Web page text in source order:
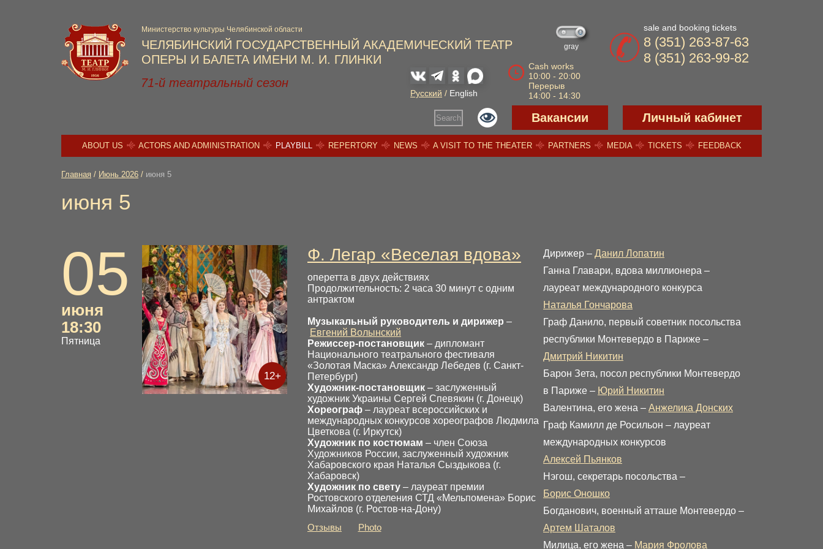
ЧЕЛЯБИНСКИЙ ГОСУДАРСТВЕННЫЙ АКАДЕМИЧЕСКИЙ ТЕАТР
ОПЕРЫ И БАЛЕТА ИМЕНИ М. И. ГЛИНКИ
Министерство культуры Челябинской области
gray
Cash works
10:00 - 20:00
Перерыв
14:00 - 14:30
Русский / English
sale and booking tickets
8 (351) 263-87-63
8 (351) 263-99-82
71-й театральный сезон
Search Вакансии Личный кабинет
ABOUT US ACTORS AND ADMINISTRATION PLAYBILL REPERTORY NEWS A VISIT TO THE THEATER PARTNERS MEDIA TICKETS FEEDBACK
Главная / Июнь 2026 / июня 5
июня 5
05
июня
18:30
Пятница
12+
Ф. Легар «Веселая вдова»
оперетта в двух действиях
Продолжительность: 2 часа 30 минут с одним
антрактом
Музыкальный руководитель и дирижер –
Евгений Волынский
Режиссер-постановщик – дипломант
Национального театрального фестиваля
«Золотая Маска» Александр Лебедев (г. Санкт-
Петербург)
Художник-постановщик – заслуженный
художник Украины Сергей Спевякин (г. Донецк)
Хореограф – лауреат всероссийских и
международных конкурсов хореографов Людмила
Цветкова (г. Иркутск)
Художник по костюмам – член Союза
Художников России, заслуженный художник
Хабаровского края Наталья Сыздыкова (г.
Хабаровск)
Художник по свету – лауреат премии
Ростовского отделения СТД «Мельпомена» Борис
Михайлов (г. Ростов-на-Дону)
Отзывы
Photo
Дирижер – Данил Лопатин
Ганна Главари, вдова миллионера –
лауреат международного конкурса
Наталья Гончарова
Граф Данило, первый советник посольства
республики Монтевердо в Париже –
Дмитрий Никитин
Барон Зета, посол республики Монтевердо
в Париже – Юрий Никитин
Валентина, его жена – Анжелика Донских
Граф Камилл де Росильон – лауреат
международных конкурсов
Алексей Пьянков
Нэгош, секретарь посольства –
Борис Оношко
Богданович, военный атташе Монтевердо –
Артем Шаталов
Милица, его жена – Мария Фролова